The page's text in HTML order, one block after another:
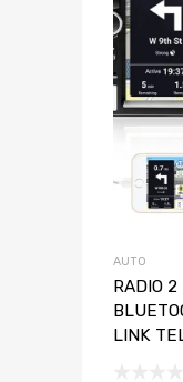
AUTO
RADIO
LINK